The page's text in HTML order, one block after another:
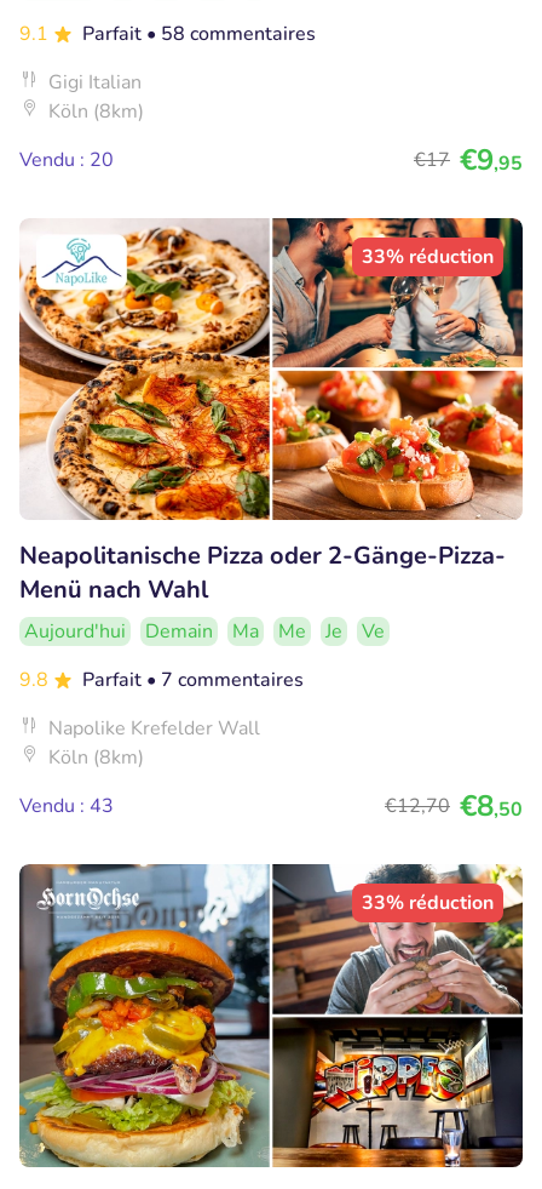
9.1
Parfait • 58 commentaires
Gigi Italian
Köln (8km)
Vendu : 20
€17 €9,95
33% réduction
Neapolitanische Pizza oder 2-Gänge-Pizza-
Menü nach Wahl
Aujourd'hui Demain Ma Me Je
Ve
9.8
Parfait • 7 commentaires
Napolike Krefelder Wall
Köln (8km)
Vendu : 43
€12,70 €8,50
33% réduction